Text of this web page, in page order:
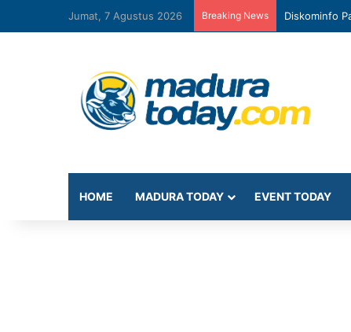
Jumat, 7 Agustus 2026 Breaking News Diskominfo
HOME MADURA TODAY EVENT TODAY